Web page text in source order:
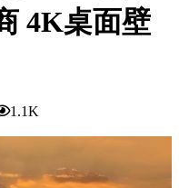
4K桌面壁
1.1K